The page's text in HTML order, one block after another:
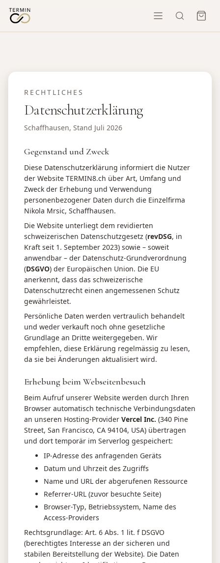
RECHTLICHES
Datenschutzerklärung
Schaffhausen, Stand Juli 2026
Gegenstand und Zweck
Diese Datenschutzerklärung informiert die Nutzer
der Website TERMIN8.ch über Art, Umfang und
Zweck der Erhebung und Verwendung
personenbezogener Daten durch die Einzelfirma
Nikola Mrsic, Schaffhausen.
Die Website unterliegt dem revidierten
schweizerischen Datenschutzgesetz (revDSG, in
Kraft seit 1. September 2023) sowie – soweit
anwendbar – der Datenschutz-Grundverordnung
(DSGVO) der Europäischen Union. Die EU
anerkennt, dass das schweizerische
Datenschutzrecht einen angemessenen Schutz
gewährleistet.
Persönliche Daten werden vertraulich behandelt
und weder verkauft noch ohne gesetzliche
Grundlage an Dritte weitergegeben. Wir
empfehlen, diese Erklärung regelmässig zu lesen,
da sie bei Änderungen aktualisiert wird.
Erhebung beim Webseitenbesuch
Beim Aufruf unserer Website werden durch Ihren
Browser automatisch technische Verbindungsdaten
an unseren Hosting-Provider Vercel Inc. (340 Pine
Street, San Francisco, CA 94104, USA) übertragen
und dort temporär im Serverlog gespeichert:
IP-Adresse des anfragenden Geräts
Datum und Uhrzeit des Zugriffs
Name und URL der abgerufenen Ressource
Referrer-URL (zuvor besuchte Seite)
Browser-Typ, Betriebssystem, Name des
Access-Providers
Rechtsgrundlage: Art. 6 Abs. 1 lit. f DSGVO
(berechtigtes Interesse an der sicheren und
stabilen Bereitstellung der Website). Die Daten